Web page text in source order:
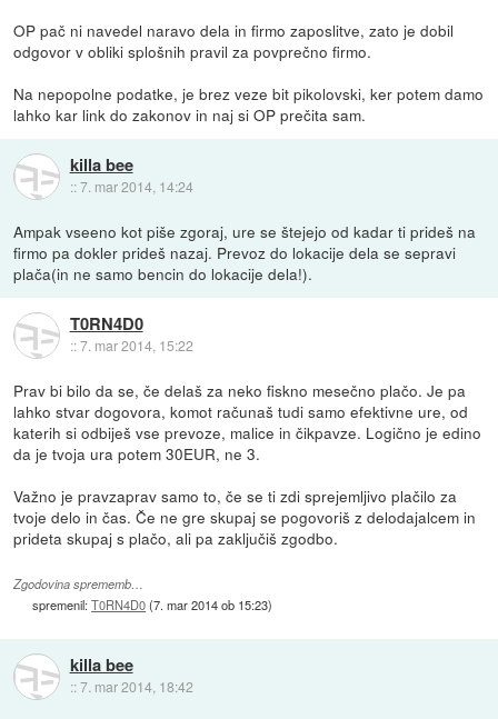
OP pač ni navedel naravo dela in firmo zaposlitve, zato je dobil
odgovor v obliki splošnih pravil za povprečno firmo.
Na nepopolne podatke, je brez veze bit pikolovski, ker potem damo
lahko kar link do zakonov in naj si OP prečita sam.
killa bee
::7. mar 2014, 14:24
Ampak vseeno kot piše zgoraj, ure se štejejo od kadar ti prideš na
firmo pa dokler prideš nazaj. Prevoz do lokacije dela se sepravi
plača(in ne samo bencin do lokacije dela!).
T0RN4D0
::7. mar 2014, 15:22
Prav bi bilo da se, če delaš za neko fiskno mesečno plačo. Je pa
lahko stvar dogovora, komot računaš tudi samo efektivne ure, od
katerih si odbiješ vse prevoze, malice in čikpavze. Logično je edino
da je tvoja ura potem 30EUR, ne 3.
Važno je pravzaprav samo to, če se ti zdi sprejemljivo plačilo za
tvoje delo in čas. Če ne gre skupaj se pogovoriš z delodajalcem in
prideta skupaj s plačo, ali pa zaključiš zgodbo.
Zgodovina sprememb…
spremenil:T0RN4D0(7. mar 2014 ob 15:23)
killa bee
::7. mar 2014, 18:42